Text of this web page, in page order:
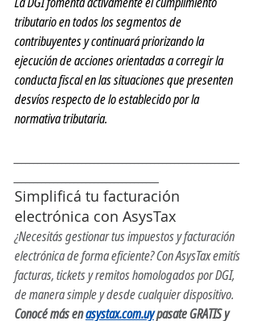
tributario en todos los segmentos de
contribuyentes y continuará priorizando la
ejecución de acciones orientadas a corregir la
conducta fiscal en las situaciones que presenten
desvíos respecto de lo establecido por la
normativa tributaria.
Simplificá tu facturación
electrónica con AsysTax
¿Necesitás gestionar tus impuestos y facturación
electrónica de forma eficiente? Con AsysTax emitís
facturas, tickets y remitos homologados por DGI,
de manera simple y desde cualquier dispositivo.
Conocé más en asystax.com.uy pasate GRATIS y